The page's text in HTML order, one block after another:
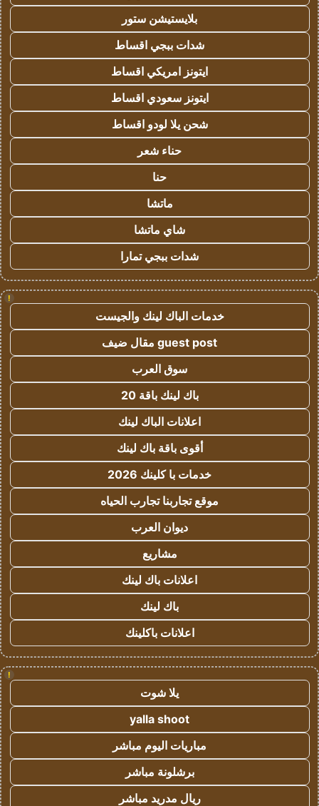
بلايستيشن ستور
شدات ببجي اقساط
ايتونز امريكي اقساط
ايتونز سعودي اقساط
شحن يلا لودو اقساط
حناء شعر
حنا
ماتشا
شاي ماتشا
شدات ببجي تمارا
!
خدمات الباك لينك والجيست
guest post مقال ضيف
سوق العرب
باك لينك باقة 20
اعلانات الباك لينك
أقوى باقة باك لينك
خدمات با كلينك 2026
موقع تجاربنا تجارب الحياه
ديوان العرب
مشاريع
اعلانات باك لينك
باك لينك
اعلانات باكلينك
!
يلا شوت
yalla shoot
مباريات اليوم مباشر
برشلونة مباشر
ريال مدريد مباشر